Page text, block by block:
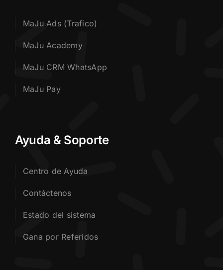
MaJu Ads (Trafico)
MaJu Academy
MaJu CRM WhatsApp
MaJu Pay
Ayuda & Soporte
Centro de Ayuda
Contáctenos
Estado del sistema
Gana por Referidos